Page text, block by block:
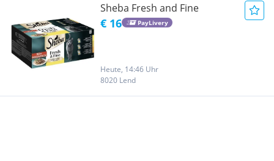
Sheba Fresh and Fine
€ 16 PayLivery
Heute, 14:46 Uhr
8020 Lend